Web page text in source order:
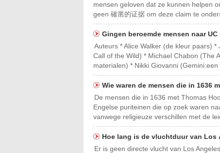
mensen geloven dat ze kunnen helpen
geen 確凿的证据 om deze claim te
Gingen beroemde mensen naar UC
Auteurs * Alice Walker (de kleur paars)
Call of the Wild) * Michael Chabon (The
materialen) * Nikki Giovanni
Wie waren de mensen die in 1636
De mensen die in 1636 met Thomas
Engelse puriteinen die op zoek waren
vanwege religieuze verschillen met de
Hoe lang is de vluchtduur van Los
Er is geen directe vlucht van Los